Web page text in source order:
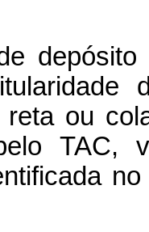
ou
TAC,
no